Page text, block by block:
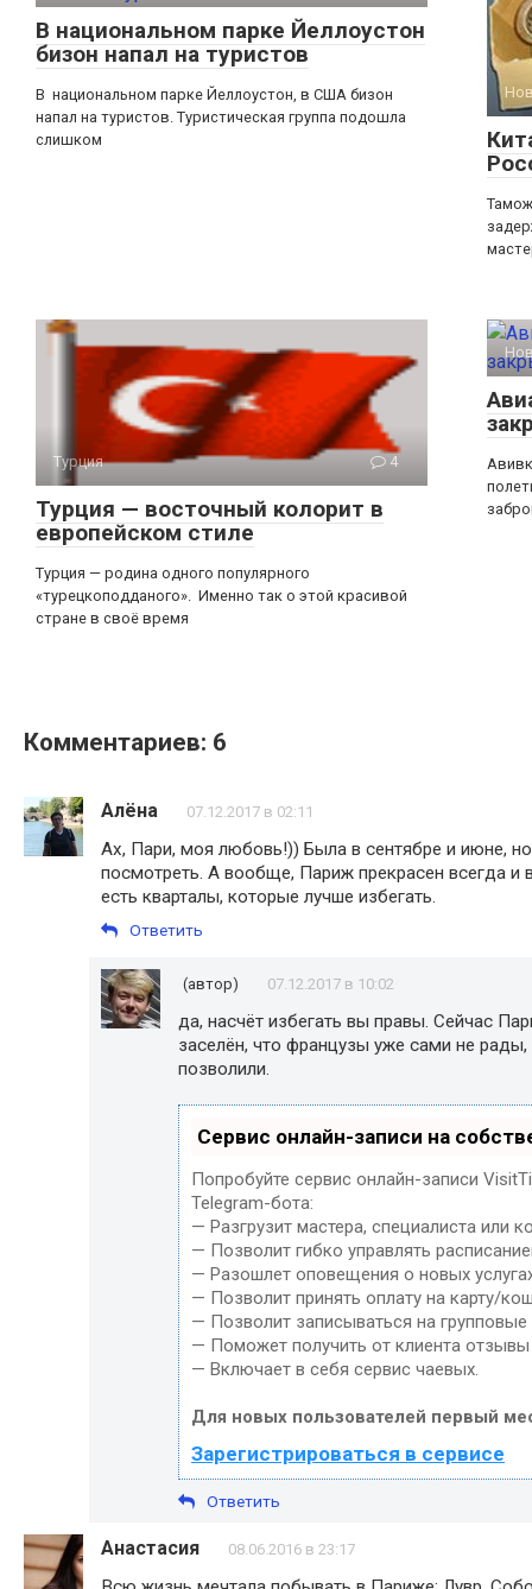
В национальном парке Йеллоустон
бизон напал на туристов
В национальном парке Йеллоустон, в США бизон
напал на туристов. Туристическая группа подошла
слишком
Турция 4
Турция — восточный колорит в
европейском стиле
Турция — родина одного популярного
«турецкоподданого». Именно так о этой красивой
стране в своё время
Комментариев: 6
Алёна 07.12.2017 в 02:11
Ах, Пари, моя любовь!)) Была в сентябре и июне,
посмотреть. А вообще, Париж прекрасен всегда и
есть кварталы, которые лучше избегать.
Ответить
(автор) 07.12.2017 в 10:02
да, насчёт избегать вы правы. Сейчас
заселён, что французы уже сами не
позволили.
Сервис онлайн-записи на
Попробуйте сервис онлайн-записи
Telegram-бота:
— Разгрузит мастера, специалиста или
— Позволит гибко управлять
— Разошлет оповещения о новых
— Позволит принять оплату на карту/
— Позволит записываться на
— Поможет получить от клиента отзывы
— Включает в себя сервис чаевых.
Для новых пользователей первый
Зарегистрироваться в сервисе
Ответить
Анастасия 08.06.2016 в 23:17